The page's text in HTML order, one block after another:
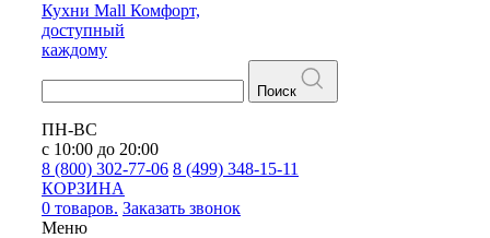
Кухни Mall Комфорт,
доступный
каждому
Поиск
ПН-ВС
с 10:00 до 20:00
8 (800) 302-77-06 8 (499) 348-15-11
КОРЗИНА
0 товаров. Заказать звонок
Меню